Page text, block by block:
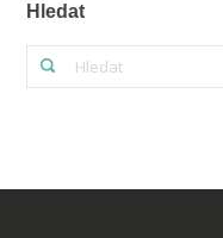
Hledat